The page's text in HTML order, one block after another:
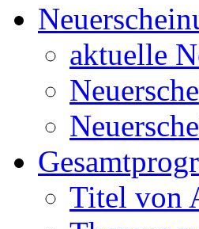
aktuelle
Titel von